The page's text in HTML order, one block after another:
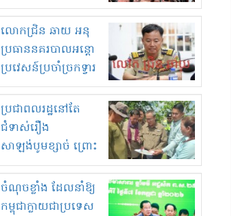
ចូល មកខុស
ច្បាប់លួចបូមខ្សាច់នៅ
ក្នុងប្រទេសកម្ពុជា
លោកជ្រិន ឆាយ អនុ
ប្រធាននគរបាលអន្តោ
ប្រវេសន៍ប្រចាំច្រកទ្វារ
ព្រំដែនភ្នំឌិន និងឈ្មួញ
មួយចំនួនទៀត
កំពង់តែគុបគិតគ្នា
ធ្វើសកម្មភាពរកស៊ីនិង
ស្តុកទំនិញគេចពន្ធ?
ប្រជាពលរដ្ឋនៅតែ
ជំទាស់រឿង
សាឡង់បូមខ្សាច់ ព្រោះ
ខ្លាចបាក់ច្រាំងទៀត!
ចំណុចខ្លាំង ដែលនាំឱ្យ
កម្ពុជាក្លាយជាប្រទេស